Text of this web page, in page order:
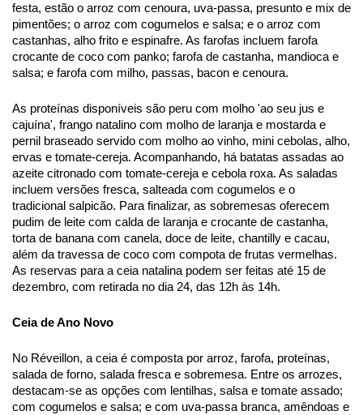
festa, estão o arroz com cenoura, uva-passa, presunto e mix de
pimentões; o arroz com cogumelos e salsa; e o arroz com
castanhas, alho frito e espinafre. As farofas incluem farofa
crocante de coco com panko; farofa de castanha, mandioca e
salsa; e farofa com milho, passas, bacon e cenoura.
As proteínas disponíveis são peru com molho 'ao seu jus e
cajuína', frango natalino com molho de laranja e mostarda e
pernil braseado servido com molho ao vinho, mini cebolas, alho,
ervas e tomate-cereja. Acompanhando, há batatas assadas ao
azeite citronado com tomate-cereja e cebola roxa. As saladas
incluem versões fresca, salteada com cogumelos e o
tradicional salpicão. Para finalizar, as sobremesas oferecem
pudim de leite com calda de laranja e crocante de castanha,
torta de banana com canela, doce de leite, chantilly e cacau,
além da travessa de coco com compota de frutas vermelhas.
As reservas para a ceia natalina podem ser feitas até 15 de
dezembro, com retirada no dia 24, das 12h às 14h.
Ceia de Ano Novo
No Réveillon, a ceia é composta por arroz, farofa, proteínas,
salada de forno, salada fresca e sobremesa. Entre os arrozes,
destacam-se as opções com lentilhas, salsa e tomate assado;
com cogumelos e salsa; e com uva-passa branca, amêndoas e